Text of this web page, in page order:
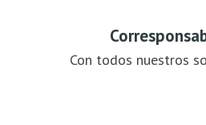
Con todos nuestros